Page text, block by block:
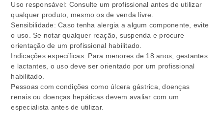
Uso responsável: Consulte um profissional antes de utilizar
qualquer produto, mesmo os de venda livre.
Sensibilidade: Caso tenha alergia a algum componente, evite
o uso. Se notar qualquer reação, suspenda e procure
orientação de um profissional habilitado.
Indicações específicas: Para menores de 18 anos, gestantes
e lactantes, o uso deve ser orientado por um profissional
habilitado.
Pessoas com condições como úlcera gástrica, doenças
renais ou doenças hepáticas devem avaliar com um
especialista antes de utilizar.